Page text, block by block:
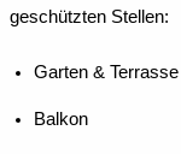
geschützten Stellen:
Garten & Terrasse
Balkon